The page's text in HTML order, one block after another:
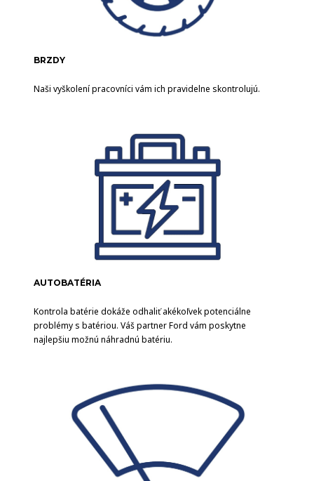
BRZDY
Naši vyškolení pracovníci vám ich pravidelne skontrolujú.
AUTOBATÉRIA
Kontrola batérie dokáže odhaliť akékoľvek potenciálne
problémy s batériou. Váš partner Ford vám poskytne
najlepšiu možnú náhradnú batériu.